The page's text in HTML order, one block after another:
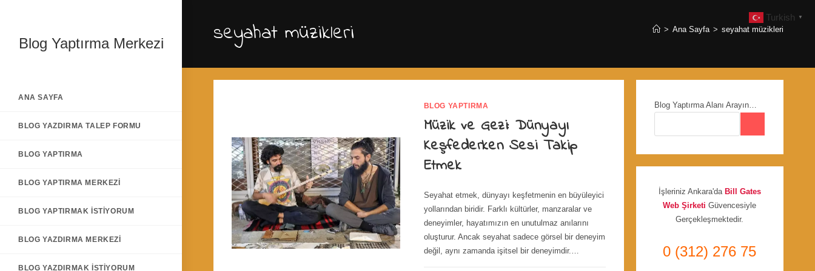
Blog Yaptırma Merkezi
ANA SAYFA
BLOG YAZDIRMA TALEP FORMU
BLOG YAPTIRMA
BLOG YAPTIRMA MERKEZI
BLOG YAPTIRMAK İSTIYORUM
BLOG YAZDIRMA MERKEZI
BLOG YAZDIRMAK İSTIYORUM
seyahat müzikleri > Ana Sayfa > seyahat müzikleri
BLOG YAPTIRMA
Müzik ve Gezi: Dünyayı
Keşfederken Sesi Takip
Etmek
Seyahat etmek, dünyayı keşfetmenin en büyüleyici
yollarından biridir. Farklı kültürler, manzaralar ve
deneyimler, hayatımızın en unutulmaz anılarını
oluşturur. Ancak seyahat sadece görsel bir deneyim
değil, aynı zamanda işitsel bir deneyimdir.…
Blog Yaptırma Alanı Arayın…
İşleriniz Ankara'da Bill Gates
Web ŞirketiGüvencesiyle
Gerçekleşmektedir.
0 (312) 276 75
Turkish ▼